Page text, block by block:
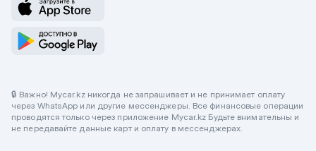
🔒 Важно! Mycar.kz никогда не запрашивает и не принимает оплату
через WhatsApp или другие мессенджеры. Все финансовые операции
проводятся только через приложение Mycar.kz Будьте внимательны и
не передавайте данные карт и оплату в мессенджерах.